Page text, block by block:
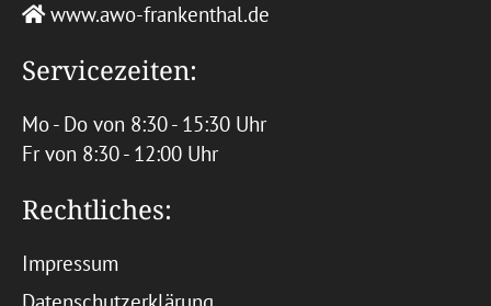
www.awo-frankenthal.de
Servicezeiten:
Mo - Do von 8:30 - 15:30 Uhr
Fr von 8:30 - 12:00 Uhr
Rechtliches:
Impressum